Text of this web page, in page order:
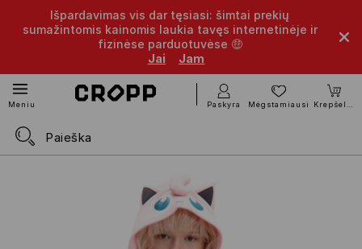
Išpardavimas vis dar tęsiasi: šimtai prekių
sumažintomis kainomis laukia tavęs internetinėje ir
fizinėse parduotuvėse 🤑
Jai
Jam
Meniu Paskyra Mėgstamiausi Krepšelis